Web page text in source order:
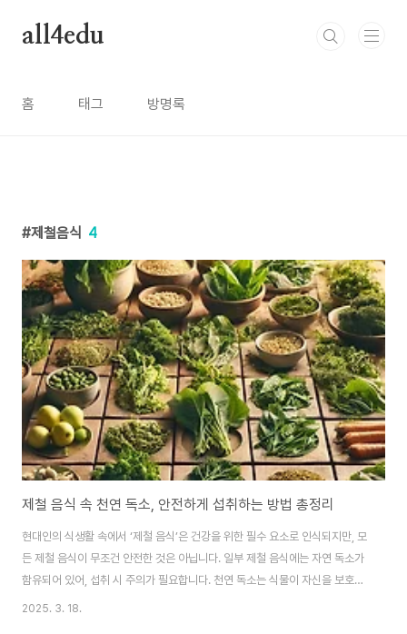
all4edu
홈 태그 방명록
제철음식 4
제철 음식 속 천연 독소, 안전하게 섭취하는 방법 총정리
현대인의 식생활 속에서 ‘제철 음식’은 건강을 위한 필수 요소로 인식되지만, 모
든 제철 음식이 무조건 안전한 것은 아닙니다. 일부 제철 음식에는 자연 독소가
함유되어 있어, 섭취 시 주의가 필요합니다. 천연 독소는 식물이 자신을 보호하
기 위해 생성하는 물질로, 일정량 이상 섭취하면 인체에 해로운 영향을 미칠 수
2025. 3. 18.